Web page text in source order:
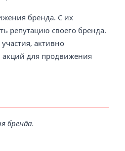
бренда. С их
репутацию своего бренда.
активно
акций для продвижения
бренда.